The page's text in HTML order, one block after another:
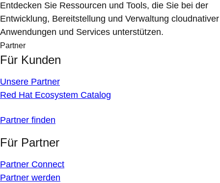
Entdecken Sie Ressourcen und Tools, die Sie bei der
Entwicklung, Bereitstellung und Verwaltung cloudnativer
Anwendungen und Services unterstützen.
Partner
Für Kunden
Unsere Partner
Red Hat Ecosystem Catalog
Partner finden
Für Partner
Partner Connect
Partner werden